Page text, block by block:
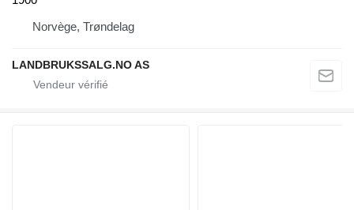
Norvège, Trøndelag
LANDBRUKSSALG.NO AS